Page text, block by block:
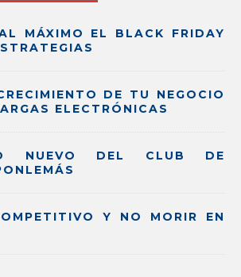
MÁXIMO EL BLACK FRIDAY
DE TU NEGOCIO
ELECTRÓNICAS
NUEVO DEL CLUB DE
Y NO MORIR EN